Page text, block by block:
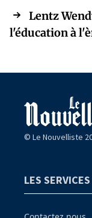
Lentz
l'éducation à
© Le Nouvelliste
LES SERVICES